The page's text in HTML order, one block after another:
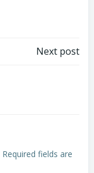
Next post
Required fields are